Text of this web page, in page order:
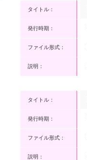
タイトル：
発行時期：
ファイル形式：
説明：
タイトル：
発行時期：
ファイル形式：
説明：